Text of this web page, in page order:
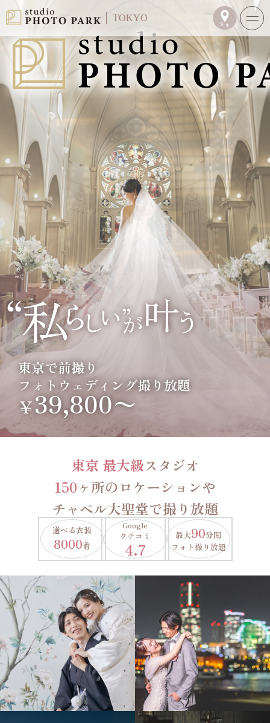
TOKYO
東京で前撮り
フォトウェディング撮り放題
￥39,800〜
東京 最大級スタジオ
150ヶ所のロケーションや
チャペル大聖堂で撮り放題
選べる衣装
8000着
Google
クチコミ
4.7
最大90分間
フォト撮り放題